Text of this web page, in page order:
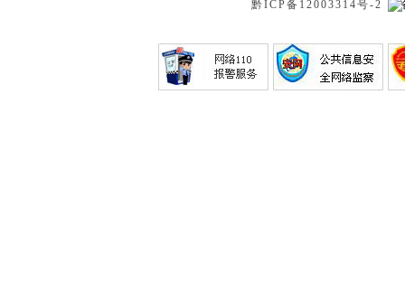
黔ICP备12003314号-2